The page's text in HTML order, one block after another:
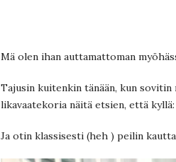
Mä olen ihan auttamattoman
Tajusin kuitenkin tänään, kun sovitin
likavaatekoria näitä etsien, että
Ja otin klassisesti (heh ) peilin